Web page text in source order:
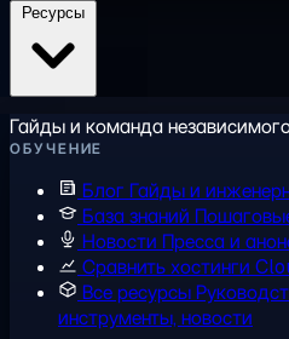
Гайды и команда
ОБУЧЕНИЕ
Блог Гайды и
База знаний
Новости Пресса и
Сравнить хостинги
Все ресурсы
инструменты, новости